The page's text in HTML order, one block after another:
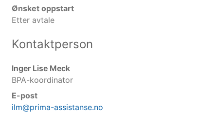
Ønsket oppstart
Etter avtale
Kontaktperson
Inger Lise Meck
BPA-koordinator
E-post
ilm@prima-assistanse.no